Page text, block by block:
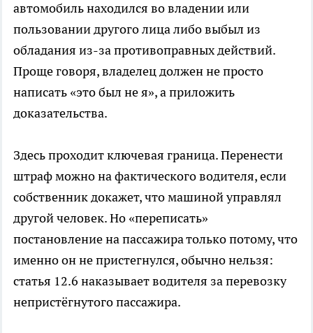
автомобиль находился во владении или
пользовании другого лица либо выбыл из
обладания из-за противоправных действий.
Проще говоря, владелец должен не просто
написать «это был не я», а приложить
доказательства.
Здесь проходит ключевая граница. Перенести
штраф можно на фактического водителя, если
собственник докажет, что машиной управлял
другой человек. Но «переписать»
постановление на пассажира только потому, что
именно он не пристегнулся, обычно нельзя:
статья 12.6 наказывает водителя за перевозку
непристёгнутого пассажира.